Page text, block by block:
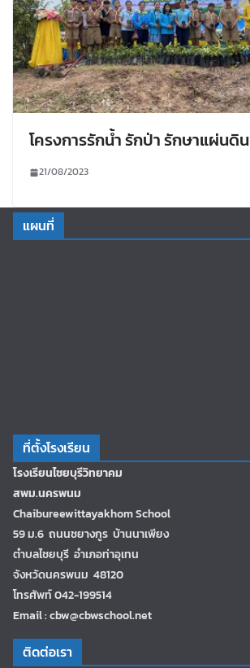
โครงการรักน้ำ รักป่า รักษาแผ่นดิน
21/08/2023
แผนที่
ที่ตั้งโรงเรียน
โรงเรียนไชยบุรีวิทยาคม
สพม.นครพนม
Chaibureewittayakhom School
59 ม.6 ถนนชยางกูร บ้านนาเพียง
ตำบลไชยบุรี อำเภอท่าอุเทน
จังหวัดนครพนม 48120
โทรศัพท์ 042-199514
Email : cbw@cbwschool.net
ติดต่อเรา